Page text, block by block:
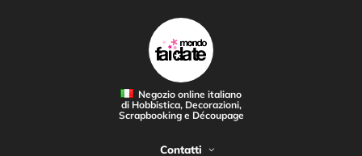
Negozio online italiano
di Hobbistica, Decorazioni,
Scrapbooking e Découpage
Contatti